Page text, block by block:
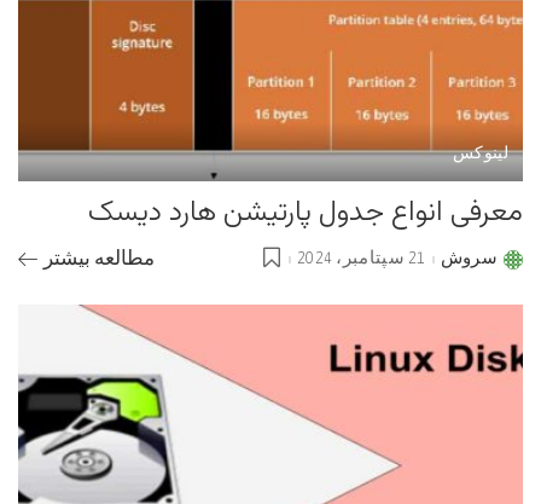
لینوکس
معرفی انواع جدول پارتیشن هارد دیسک
Postedسروش 21 سپتامبر، 2024 مطالعه بیشتر